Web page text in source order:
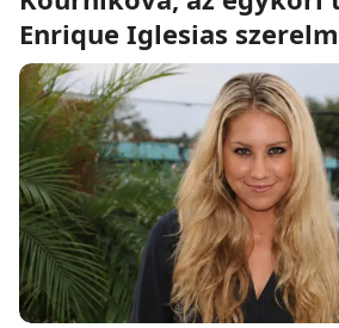
Enrique Iglesias